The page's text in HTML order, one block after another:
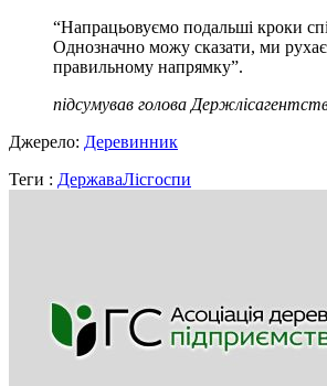
“Напрацьовуємо подальші кроки
Однозначно можу сказати, ми
правильному напрямку”.
підсумував голова
Джерело: Деревинник
Теги : ДержаваЛісгоспи